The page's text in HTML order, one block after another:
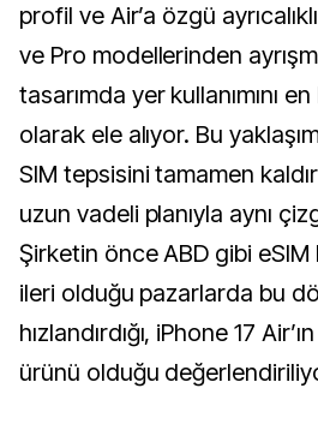
profil ve Air’a özgü
ve Pro modellerinden
tasarımda yer kullanımını
olarak ele alıyor. Bu
SIM tepsisini tamamen
uzun vadeli planıyla aynı
Şirketin önce ABD gibi
ileri olduğu pazarlarda bu
hızlandırdığı, iPhone 17
ürünü olduğu